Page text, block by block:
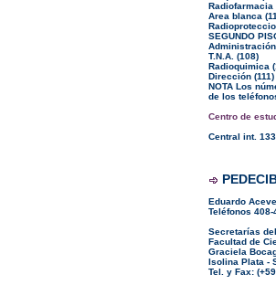
Radiofarmacia
Area blanca
SEGUNDO
T.N.A. (108)
Radioquimica
Dirección (111)
NOTA Los
de los
Centro de
Central int. 133
Eduardo
Teléfonos
Secretarías
Facultad de
Graciela
Isolina Plata -
Tel. y Fax: